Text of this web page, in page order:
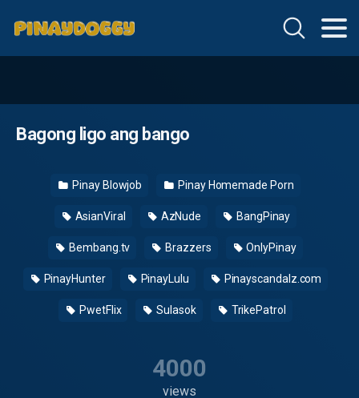
Bagong ligo ang bango
Pinay Blowjob Pinay Homemade Porn
AsianViral AzNude BangPinay
Bembang.tv Brazzers OnlyPinay
PinayHunter PinayLulu Pinayscandalz.com
PwetFlix Sulasok TrikePatrol
4000
views